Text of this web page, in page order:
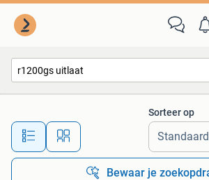
Alle afstanden…
Sorteer op
Bewaar je